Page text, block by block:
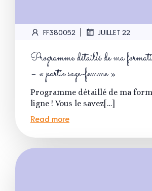
FF380052 | JUILLET 22
Programme détaillé de ma
– « partie sage-femme »
Programme détaillé de ma
ligne ! Vous le savez[…]
Read more